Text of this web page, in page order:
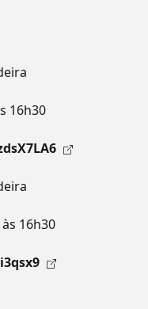
16h30
16h30